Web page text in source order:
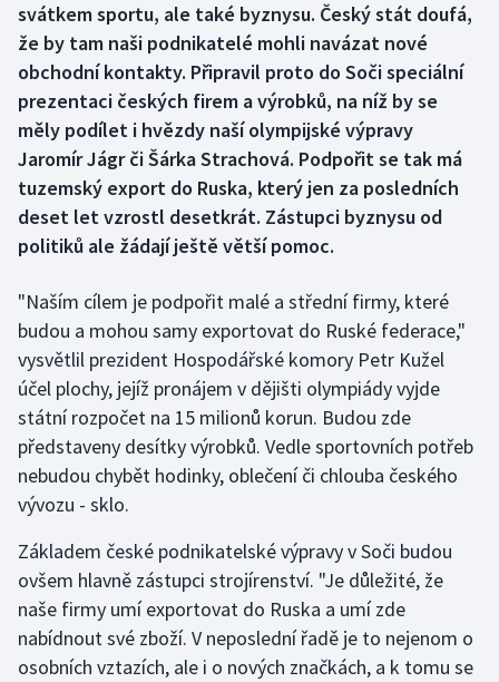
Box
Curling
Dostihy
Florbal
Futsal
Gymnastika
Házená
Jezdectví
Judo
Krasobruslení
Lezení
Lyže a snowboard
svátkem sportu, ale také byznysu. Český stát doufá,
že by tam naši podnikatelé mohli navázat nové
obchodní kontakty. Připravil proto do Soči speciální
prezentaci českých firem a výrobků, na níž by se
měly podílet i hvězdy naší olympijské výpravy
Jaromír Jágr či Šárka Strachová. Podpořit se tak má
tuzemský export do Ruska, který jen za posledních
deset let vzrostl desetkrát. Zástupci byznysu od
politiků ale žádají ještě větší pomoc.
"Naším cílem je podpořit malé a střední firmy, které
budou a mohou samy exportovat do Ruské federace,"
vysvětlil prezident Hospodářské komory Petr Kužel
účel plochy, jejíž pronájem v dějišti olympiády vyjde
státní rozpočet na 15 milionů korun. Budou zde
představeny desítky výrobků. Vedle sportovních potřeb
nebudou chybět hodinky, oblečení či chlouba českého
vývozu - sklo.
Základem české podnikatelské výpravy v Soči budou
ovšem hlavně zástupci strojírenství. "Je důležité, že
naše firmy umí exportovat do Ruska a umí zde
nabídnout své zboží. V neposlední řadě je to nejenom o
osobních vztazích, ale i o nových značkách, a k tomu se